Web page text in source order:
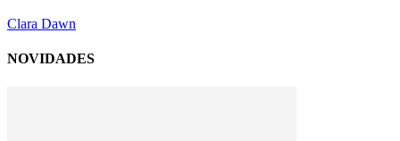
Clara Dawn
NOVIDADES